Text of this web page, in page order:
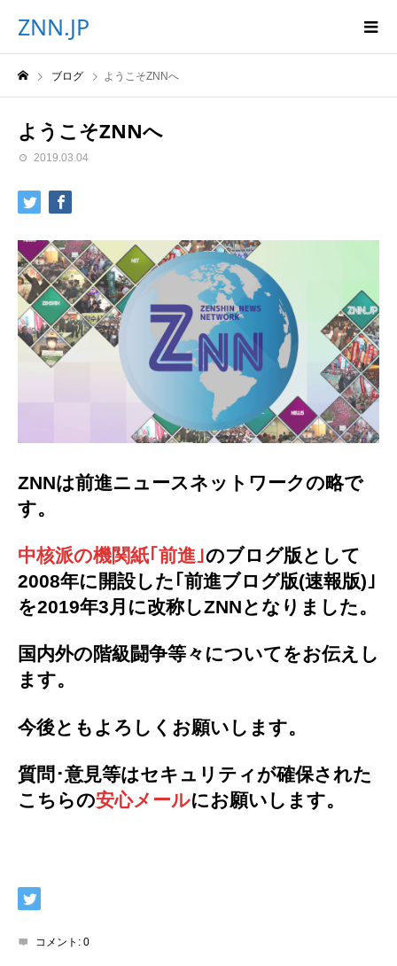
ZNN.JP
ブログ ようこそZNNへ
ようこそZNNへ
2019.03.04
ZNNは前進ニュースネットワークの略で
す。
中核派の機関紙｢前進｣のブログ版として
2008年に開設した｢前進ブログ版(速報版)｣
を2019年3月に改称しZNNとなりました。
国内外の階級闘争等々についてをお伝えし
ます。
今後ともよろしくお願いします。
質問･意見等はセキュリティが確保された
こちらの安心メールにお願いします。
コメント: 0